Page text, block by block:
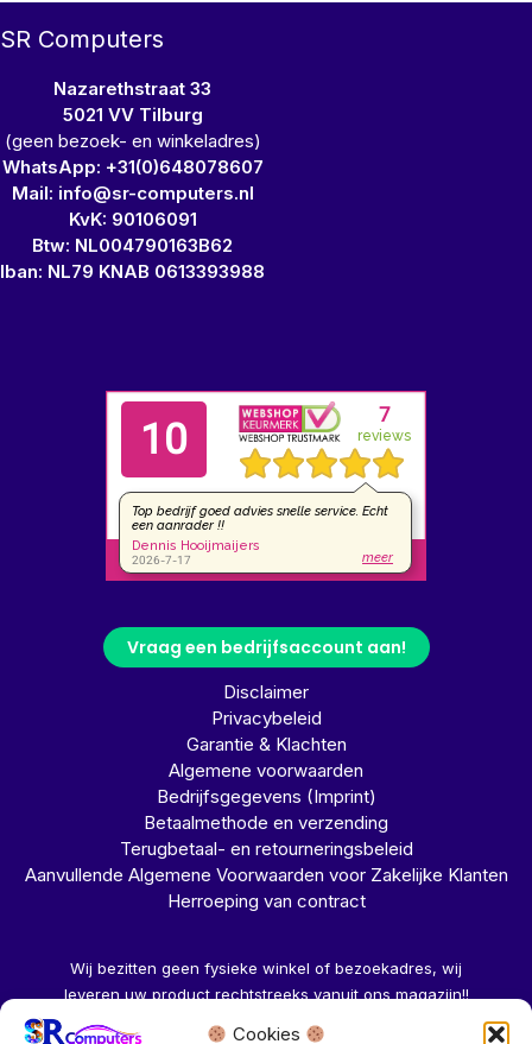
Cookies
SR Computers
Nazarethstraat 33
5021 VV Tilburg
(geen bezoek- en winkeladres)
WhatsApp: +31(0)648078607
Mail: info@sr-computers.nl
KvK: 90106091
Btw: NL004790163B62
Iban: NL79 KNAB 0613393988
Vraag een bedrijfsaccount aan!
Disclaimer
Privacybeleid
Garantie & Klachten
Algemene voorwaarden
Bedrijfsgegevens (Imprint)
Betaalmethode en verzending
Terugbetaal- en retourneringsbeleid
Aanvullende Algemene Voorwaarden voor Zakelijke Klanten
Herroeping van contract
Wij bezitten geen fysieke winkel of bezoekadres, wij
leveren uw product rechtstreeks vanuit ons magazijn!!